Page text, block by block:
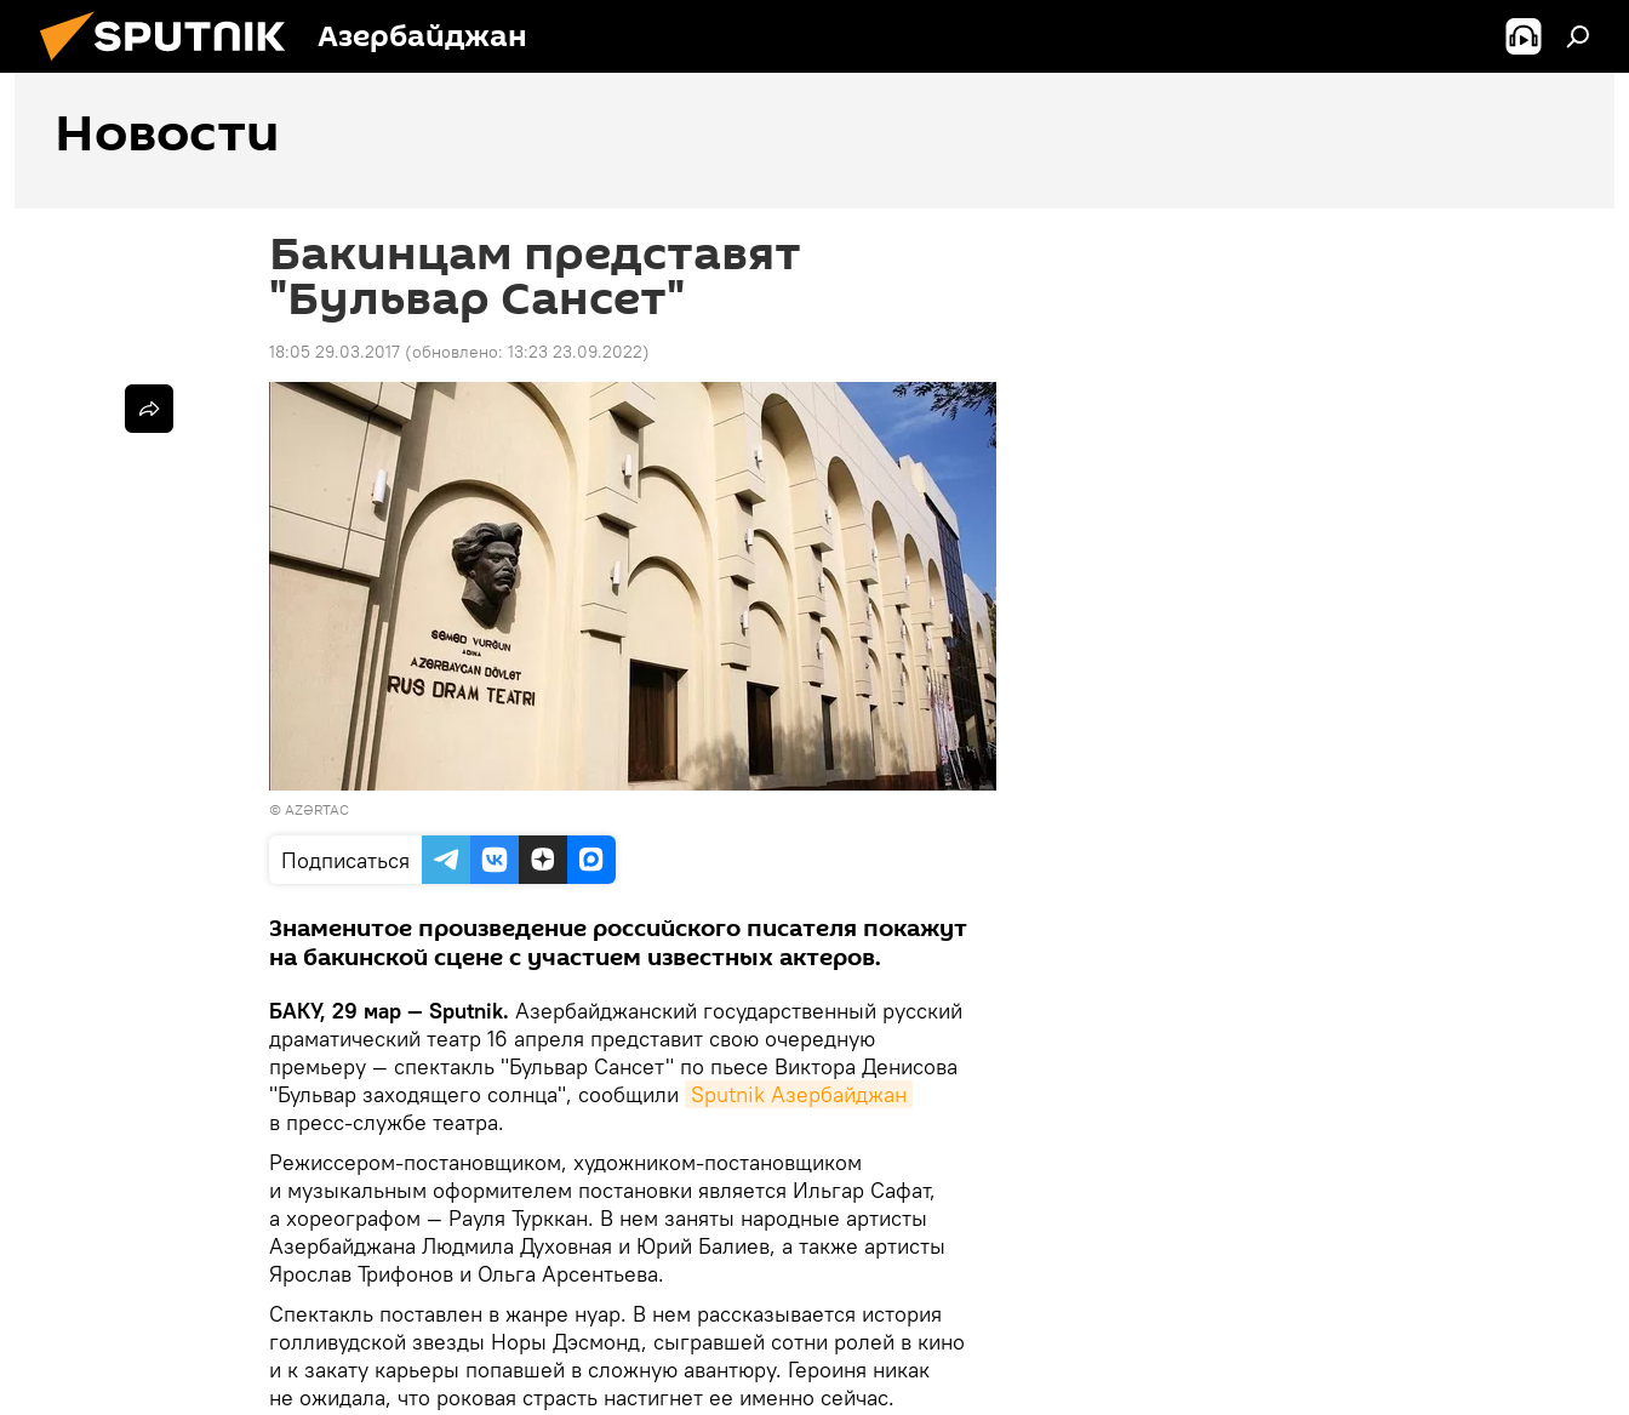
Азербайджан
Новости
Бакинцам представят
"Бульвар Сансет"
18:05 29.03.2017 (обновлено: 13:23 23.09.2022)
© AZƏRTAC
Подписаться
Знаменитое произведение российского писателя покажут
на бакинской сцене с участием известных актеров.
БАКУ, 29 мар — Sputnik. Азербайджанский государственный русский
драматический театр 16 апреля представит свою очередную
премьеру — спектакль "Бульвар Сансет" по пьесе Виктора Денисова
"Бульвар заходящего солнца", сообщили Sputnik Азербайджан
в пресс-службе театра.
Режиссером-постановщиком, художником-постановщиком
и музыкальным оформителем постановки является Ильгар Сафат,
а хореографом — Рауля Турккан. В нем заняты народные артисты
Азербайджана Людмила Духовная и Юрий Балиев, а также артисты
Ярослав Трифонов и Ольга Арсентьева.
Спектакль поставлен в жанре нуар. В нем рассказывается история
голливудской звезды Норы Дэсмонд, сыгравшей сотни ролей в кино
и к закату карьеры попавшей в сложную авантюру. Героиня никак
не ожидала, что роковая страсть настигнет ее именно сейчас.